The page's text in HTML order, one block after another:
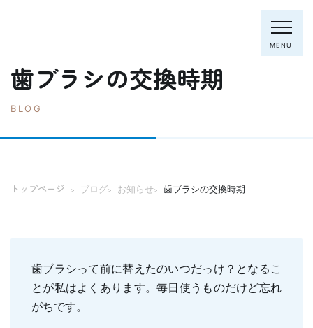
MENU
電話：0795-82-8281
歯周病の治療
予防歯科
歯列矯正(主に成人)
歯ブラシの交換時期
BLOG
トップページ > ブログ> お知らせ> 歯ブラシの交換時期
歯ブラシって前に替えたのいつだっけ？となるこ
とが私はよくあります。毎日使うものだけど忘れ
がちです。